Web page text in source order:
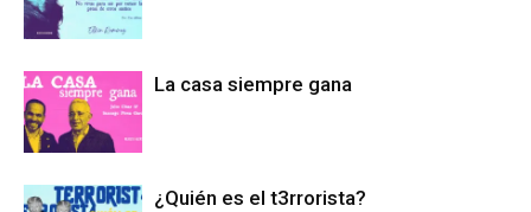
La casa siempre gana
¿Quién es el t3rrorista?